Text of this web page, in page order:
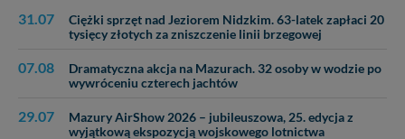
31.07
Ciężki sprzęt nad Jeziorem Nidzkim. 63-latek zapłaci 20
tysięcy złotych za zniszczenie linii brzegowej
07.08
Dramatyczna akcja na Mazurach. 32 osoby w wodzie po
wywróceniu czterech jachtów
29.07
Mazury AirShow 2026 – jubileuszowa, 25. edycja z
wyjątkową ekspozycją wojskowego lotnictwa